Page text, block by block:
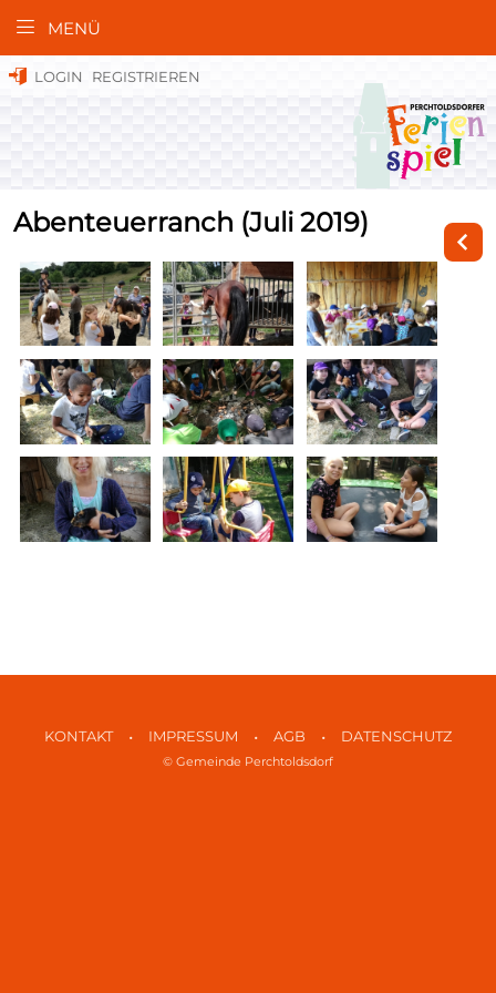
MENÜ
LOGIN REGISTRIEREN
Abenteuerranch (Juli 2019)
KONTAKT • IMPRESSUM • AGB • DATENSCHUTZ
© Gemeinde Perchtoldsdorf